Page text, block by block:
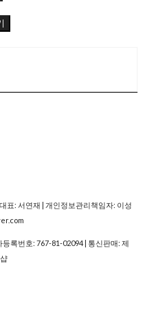
표: 서연재 | 개인정보관리책임자: 이성
등록번호: 767-81-02094 | 통신판매: 제